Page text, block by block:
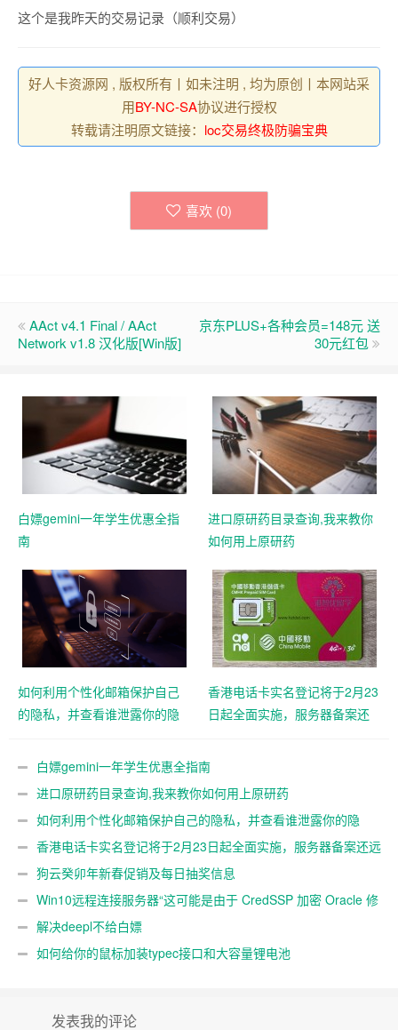
这个是我昨天的交易记录（顺利交易）
好人卡资源网 , 版权所有丨如未注明 , 均为原创丨本网站采
用BY-NC-SA协议进行授权
转载请注明原文链接： loc交易终极防骗宝典
喜欢 (0)
AAct v4.1 Final / AAct
Network v1.8 汉化版[Win版]
京东PLUS+各种会员=148元 送
30元红包
白嫖gemini一年学生优惠全指
南
进口原研药目录查询,我来教你
如何用上原研药
如何利用个性化邮箱保护自己
的隐私，并查看谁泄露你的隐
香港电话卡实名登记将于2月23
日起全面实施，服务器备案还
白嫖gemini一年学生优惠全指南
进口原研药目录查询,我来教你如何用上原研药
如何利用个性化邮箱保护自己的隐私，并查看谁泄露你的隐
私 香港电话卡实名登记将于2月23日起全面实施，服务器备案还远
吗？狗云癸卯年新春促销及每日抽奖信息
Win10远程连接服务器“这可能是由于 CredSSP 加密 Oracle 修
正”解决办法
解决deepl不给白嫖
如何给你的鼠标加装typec接口和大容量锂电池
发表我的评论